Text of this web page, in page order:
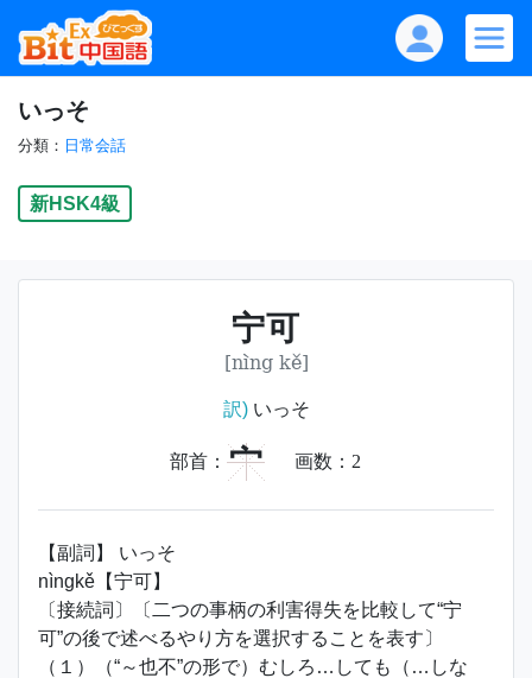
いっそ
分類： 日常会話
新HSK4級
宁可
[nìng kě]
訳)いっそ
部首： 宀 画数： 2
【副詞】 いっそ
nìngkě【宁可】
〔接続詞〕〔二つの事柄の利害得失を比較して“宁
可”の後で述べるやり方を選択することを表す〕
（１）（“～也不”の形で）むしろ…しても（…しな